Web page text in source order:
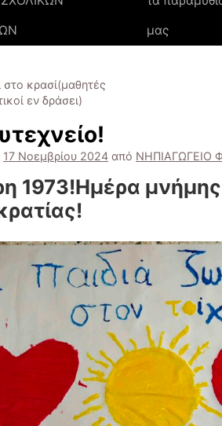
μας
κρασί(μαθητές
εν δράσει)
17 Νοεμβρίου 2024 από ΝΗΠΙΑΓΩΓΕΙΟ
1973!Ημέρα